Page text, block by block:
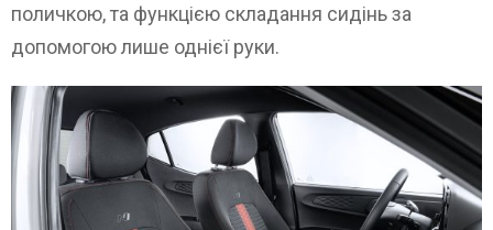
поличкою, та функцією складання сидінь за
допомогою лише однієї руки.